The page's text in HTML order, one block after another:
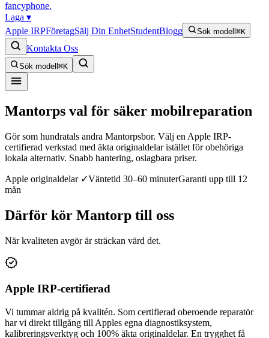
fancyphone.
Laga ▾
Apple IRPFöretagSälj Din EnhetStudentBlogg Sök modell ⌘K
Kontakta Oss
Sök modell ⌘K
Mantorps val för säker mobilreparation
Gör som hundratals andra Mantorpsbor. Välj en Apple IRP-
certifierad verkstad med äkta originaldelar istället för obehöriga
lokala alternativ. Snabb hantering, oslagbara priser.
Apple originaldelar ✓Väntetid 30–60 minuterGaranti upp till 12
mån
Därför kör Mantorp till oss
När kvaliteten avgör är sträckan värd det.
Apple IRP-certifierad
Vi tummar aldrig på kvalitén. Som certifierad oberoende reparatör
har vi direkt tillgång till Apples egna diagnostiksystem,
kalibreringsverktyg och 100% äkta originaldelar. En trygghet få